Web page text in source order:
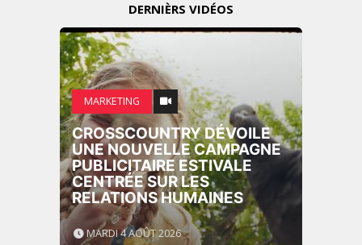
DERNIÈRS VIDÉOS
MARKETING
CROSSCOUNTRY DÉVOILE
UNE NOUVELLE CAMPAGNE
PUBLICITAIRE ESTIVALE
CENTRÉE SUR LES
RELATIONS HUMAINES
MARDI 4 AOÛT 2026